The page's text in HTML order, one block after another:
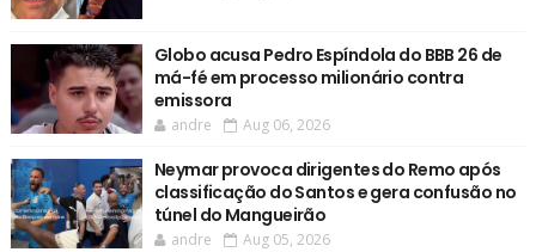
Globo acusa Pedro Espíndola do BBB 26 de
má-fé em processo milionário contra
emissora
andre Aug 06, 2026
Neymar provoca dirigentes do Remo após
classificação do Santos e gera confusão no
túnel do Mangueirão
andre Aug 05, 2026